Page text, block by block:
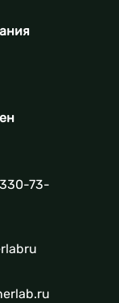
73-